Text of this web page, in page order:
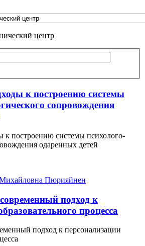
центр
к построению системы
сопровождения
к построению системы психолого-
одаренных детей
Пюрияйнен
подход к
процесса
подход к персонализации